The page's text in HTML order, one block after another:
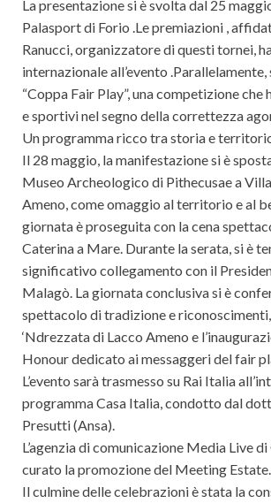
La presentazione si è svolta dal 25
Palasport di Forio .Le premiazioni ,
Ranucci, organizzatore di questi tornei,
internazionale all’evento .Parallelamente,
“Coppa Fair Play”, una competizione
e sportivi nel segno della correttezza
Un programma ricco tra storia e
Il 28 maggio, la manifestazione si è
Museo Archeologico di Pithecusae a
Ameno, come omaggio al territorio e al
giornata è proseguita con la cena
Caterina a Mare. Durante la serata, si è
significativo collegamento con il
Malagò. La giornata conclusiva si è
spettacolo di tradizione e
‘Ndrezzata di Lacco Ameno e
Honour dedicato ai messaggeri del fair
L’evento sarà trasmesso su Rai Italia
programma Casa Italia, condotto dal
Presutti (Ansa).
L’agenzia di comunicazione Media Live
curato la promozione del Meeting Estate.
Il culmine delle celebrazioni è stata la